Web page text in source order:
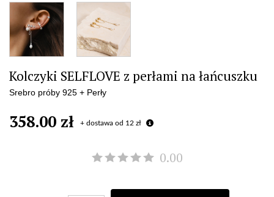
Kolczyki SELFLOVE z perłami na łańcuszku
Srebro próby 925 + Perły
358.00 zł + dostawa od 12 zł
0.00